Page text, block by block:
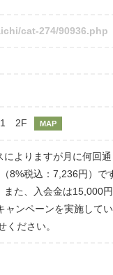
cat-274/90936.php
2F MAP
よりますが月に何回
8%税込：7,236円）で
た、入会金は15,000円
ンペーンを実施して
ください。